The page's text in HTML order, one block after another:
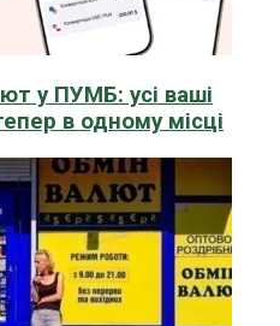
у ПУМБ: усі ваші
в одному місці